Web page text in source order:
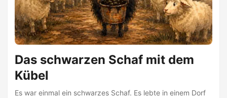
Das schwarzen Schaf mit dem
Kübel
Es war einmal ein schwarzes Schaf. Es lebte in einem Dorf